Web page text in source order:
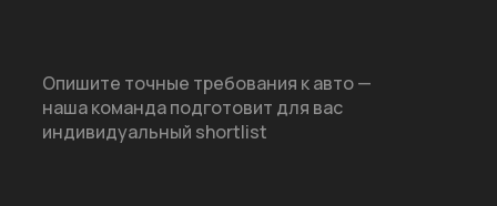
Опишите точные требования к авто —
наша команда подготовит для вас
индивидуальный shortlist